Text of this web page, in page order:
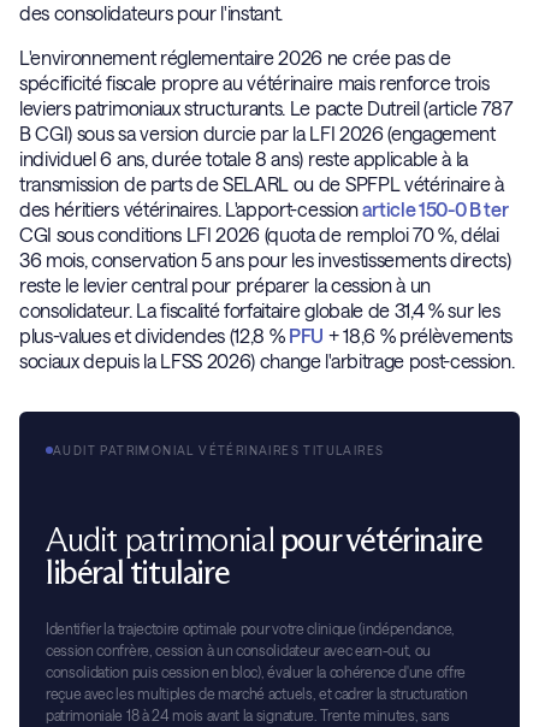
des consolidateurs pour l'instant.
L'environnement réglementaire 2026 ne crée pas de
spécificité fiscale propre au vétérinaire mais renforce trois
leviers patrimoniaux structurants. Le pacte Dutreil (article 787
B CGI) sous sa version durcie par la LFI 2026 (engagement
individuel 6 ans, durée totale 8 ans) reste applicable à la
transmission de parts de SELARL ou de SPFPL vétérinaire à
des héritiers vétérinaires. L'apport-cessionarticle 150-0 B ter
CGI sous conditions LFI 2026 (quota de remploi 70 %, délai
36 mois, conservation 5 ans pour les investissements directs)
reste le levier central pour préparer la cession à un
consolidateur. La fiscalité forfaitaire globale de 31,4 % sur les
plus-values et dividendes (12,8 % PFU + 18,6 % prélèvements
sociaux depuis la LFSS 2026) change l'arbitrage post-cession.
AUDIT PATRIMONIAL VÉTÉRINAIRES TITULAIRES
Audit patrimonialpour vétérinaire
libéral titulaire
Identifier la trajectoire optimale pour votre clinique (indépendance,
cession confrère, cession à un consolidateur avec earn-out, ou
consolidation puis cession en bloc), évaluer la cohérence d'une offre
reçue avec les multiples de marché actuels, et cadrer la structuration
patrimoniale 18 à 24 mois avant la signature. Trente minutes, sans